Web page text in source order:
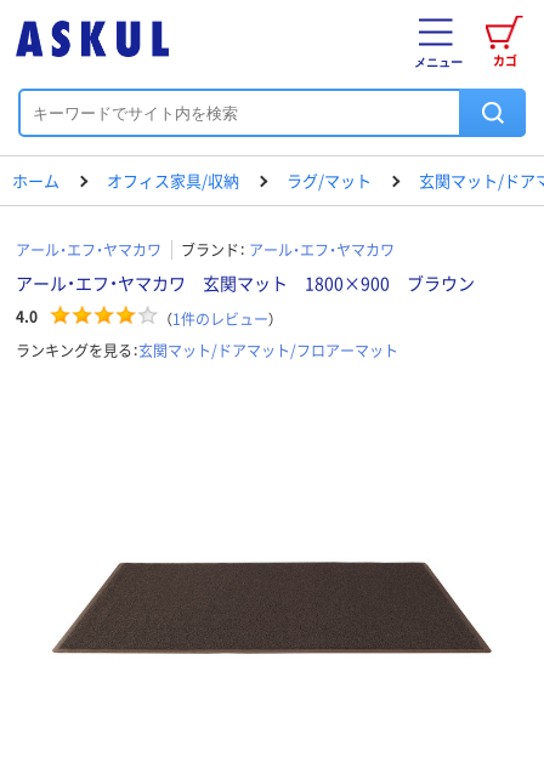
カゴ
メニュー
ホーム オフィス家具/収納 ラグ/マット 玄関マット/ドア
アール・エフ・ヤマカワ ブランド： アール・エフ・ヤマカワ
アール・エフ・ヤマカワ 玄関マット 1800×900 ブラウン
4.0 （1件のレビュー）
ランキングを見る：玄関マット/ドアマット/フロアーマット